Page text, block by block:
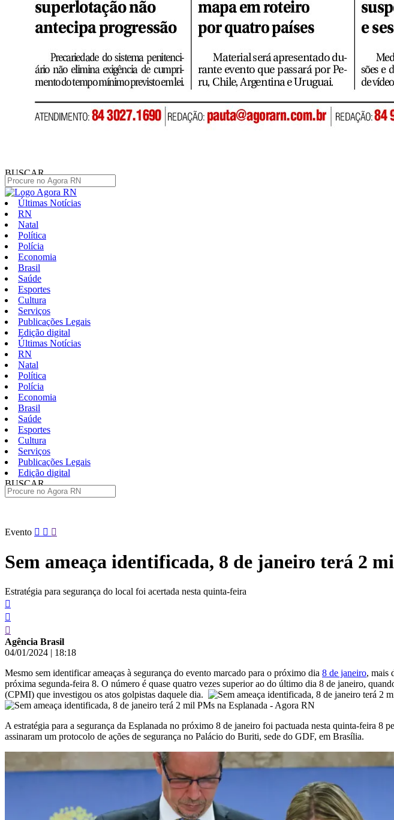
BUSCAR
Últimas Notícias
RN
Natal
Política
Polícia
Economia
Brasil
Saúde
Esportes
Cultura
Serviços
Publicações Legais
Edição digital
Últimas Notícias
RN
Natal
Política
Polícia
Economia
Brasil
Saúde
Esportes
Cultura
Serviços
Publicações Legais
Edição digital
BUSCAR
Pular
conteúdo
Evento
Sem ameaça identificada, 8 de janeiro terá 2
Estratégia para segurança do local foi acertada nesta quinta-feira
Agência Brasil
04/01/2024 | 18:18
Mesmo sem identificar ameaças à segurança do evento marcado para o próximo dia 8 de janeiro, mais
próxima segunda-feira 8. O número é quase quatro vezes superior ao do último dia 8 de janeiro,
(CPMI) que investigou os atos golpistas daquele dia.
A estratégia para a segurança da Esplanada no próximo 8 de janeiro foi pactuada nesta quinta-feira
assinaram um protocolo de ações de segurança no Palácio do Buriti, sede do GDF, em Brasília.